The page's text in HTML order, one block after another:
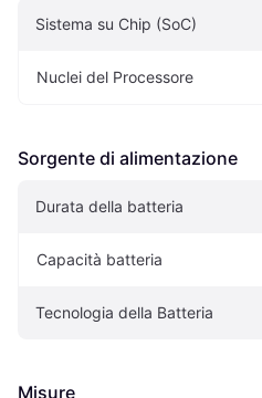
Sistema su Chip (SoC)
Nuclei del Processore
Sorgente di alimentazione
Durata della batteria
Capacità batteria
Tecnologia della Batteria
Misure